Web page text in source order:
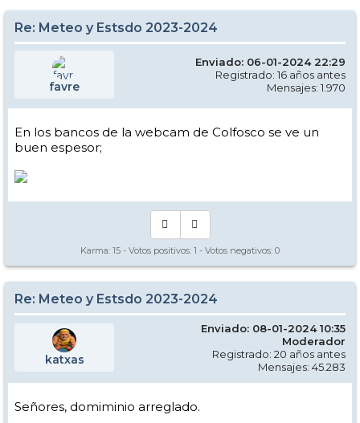
Re: Meteo y Estsdo 2023-2024
favre
Enviado: 06-01-2024 22:29
Registrado: 16 años antes
Mensajes: 1.970
En los bancos de la webcam de Colfosco se ve un
buen espesor;
Karma: 15 - Votos positivos: 1 - Votos negativos: 0
Re: Meteo y Estsdo 2023-2024
katxas
Enviado: 08-01-2024 10:35
Moderador
Registrado: 20 años antes
Mensajes: 45.283
Señores, domiminio arreglado.